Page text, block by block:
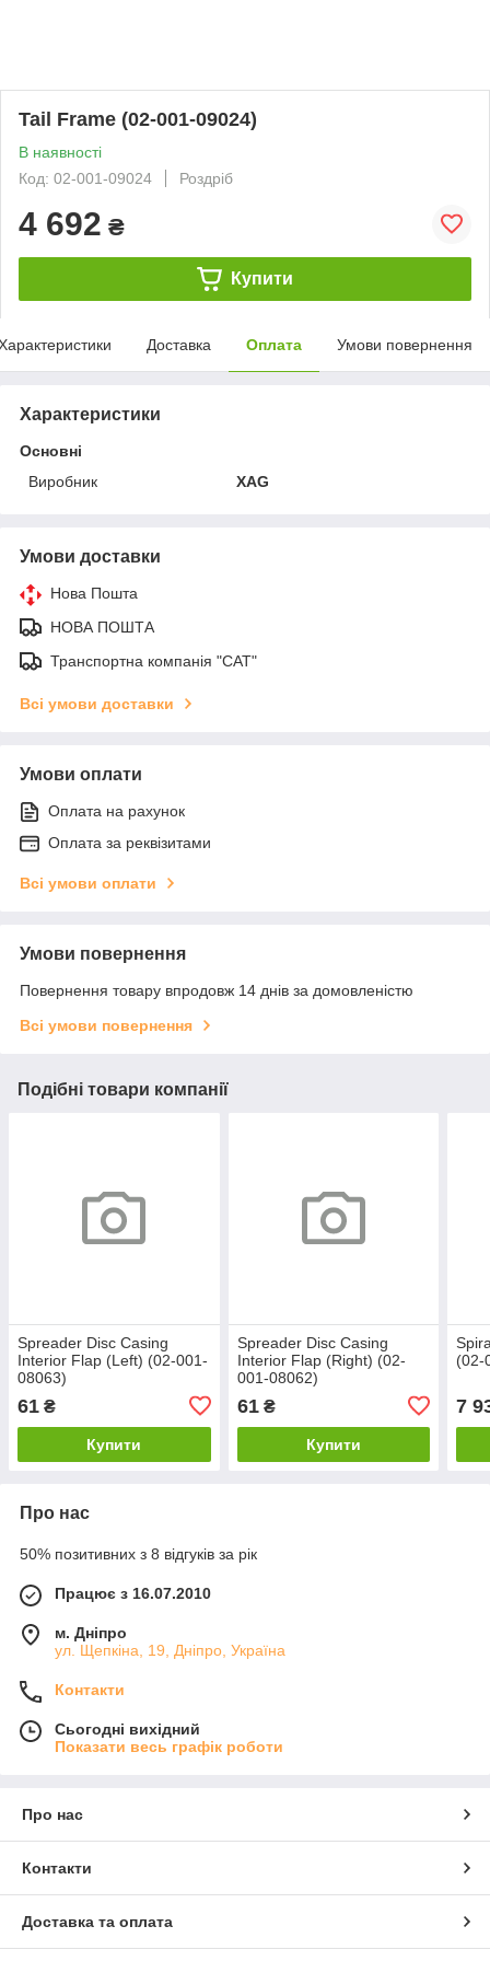
Tail Frame (02-001-09024)
В наявності
Код: 02-001-09024
Роздріб
4 692 ₴
Купити
Доставка Оплата Умови повернення
Характеристики
Основні
Виробник
XAG
Умови доставки
Нова Пошта
НОВА ПОШТА
Транспортна компанія "САТ"
Всі умови доставки
Умови оплати
Оплата на рахунок
Оплата за реквізитами
Всі умови оплати
Умови повернення
Повернення товару впродовж 14 днів за домовленістю
Всі умови повернення
Подібні товари компанії
Spreader Disc Casing
Interior Flap (Left) (02-001-
08063)
61 ₴
Купити
Spreader Disc Casing
Interior Flap (Right) (02-
001-08062)
61₴
Купити
(02-
7
Про нас
50% позитивних з 8 відгуків за рік
Працює з 16.07.2010
м. Дніпро
ул. Щепкіна, 19, Дніпро, Україна
Контакти
Сьогодні вихідний
Показати весь графік роботи
Про нас
Контакти
Доставка та оплата